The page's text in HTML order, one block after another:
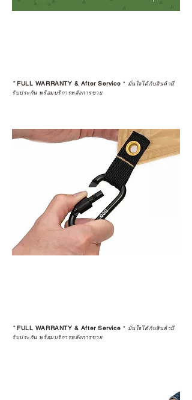
*FULL WARRANTY & After Service * มั่นใจได้กับสินค้ามี
รับประกัน พร้อมบริการหลังการขาย
*FULL WARRANTY & After Service * มั่นใจได้กับสินค้ามี
รับประกัน พร้อมบริการหลังการขาย